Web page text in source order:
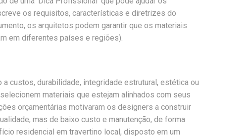
os requisitos, características e diretrizes do
os arquitetos podem garantir que os materiais
em diferentes países e regiões).
custos, durabilidade, integridade estrutural, estética ou
materiais que estejam alinhados com seus
orçamentárias motivaram os designers a construir
mas de baixo custo e manutenção, de forma
residencial em travertino local, disposto em um